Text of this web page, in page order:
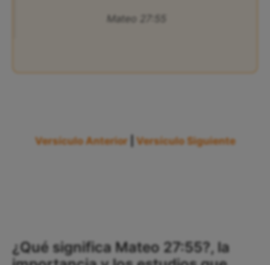
Mateo 27:55
Versículo Anterior Versículo Siguiente
¿Qué significa Mateo 27:55?, la